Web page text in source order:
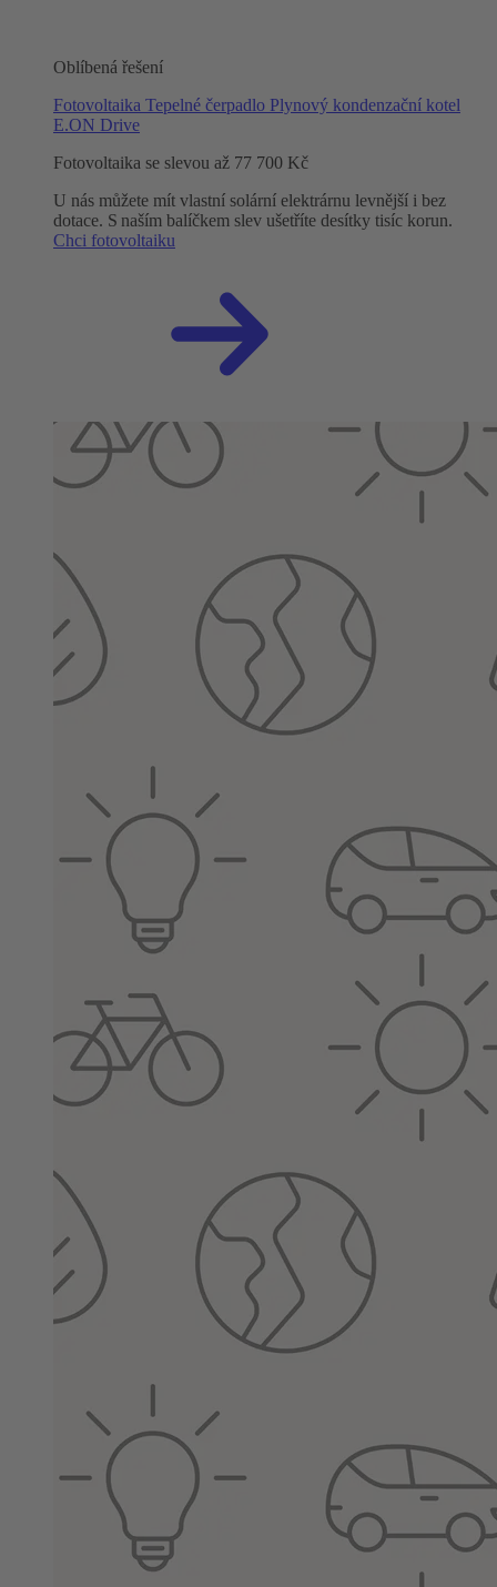
Oblíbená řešení
Fotovoltaika Tepelné čerpadlo Plynový kondenzační kotel
E.ON Drive
Fotovoltaika se slevou až 77 700 Kč
U nás můžete mít vlastní solární elektrárnu levnější i bez
dotace. S naším balíčkem slev ušetříte desítky tisíc korun.
Chci fotovoltaiku